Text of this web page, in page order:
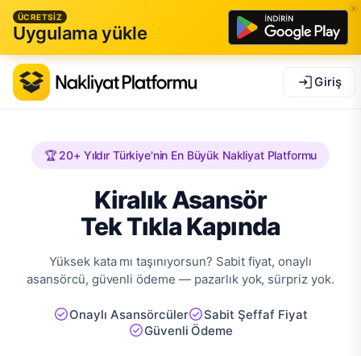
ÜCRETSİZ
Uygulama yükle
Giriş
🏆 20+ Yıldır Türkiye'nin En Büyük Nakliyat Platformu
Kiralık Asansör
Tek Tıkla Kapında
Yüksek kata mı taşınıyorsun? Sabit fiyat, onaylı
asansörcü, güvenli ödeme — pazarlık yok, sürpriz yok.
Onaylı Asansörcüler
Sabit Şeffaf Fiyat
Güvenli Ödeme